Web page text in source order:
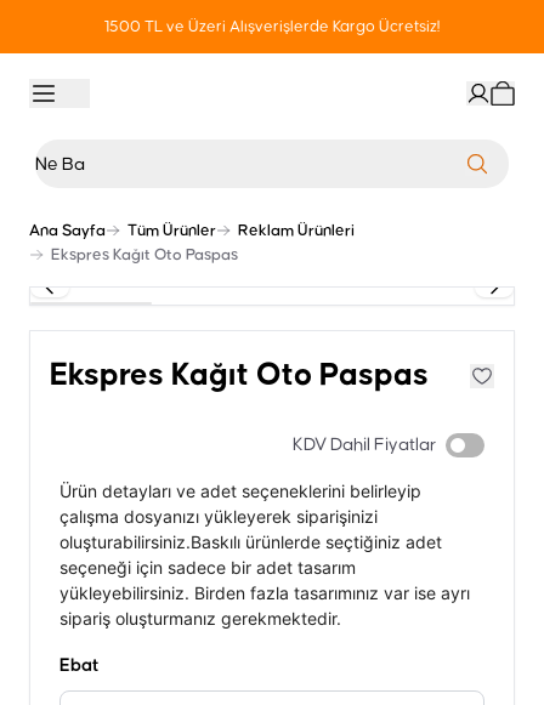
1500 TL ve Üzeri Alışverişlerde Kargo Ücretsiz!
Ana Sayfa Tüm Ürünler
Reklam Ürünleri
Ekspres Kağıt Oto Paspas
Ekspres Kağıt Oto Paspas
KDV Dahil Fiyatlar
Ürün detayları ve adet seçeneklerini belirleyip
çalışma dosyanızı yükleyerek siparişinizi
oluşturabilirsiniz.Baskılı ürünlerde seçtiğiniz adet
seçeneği için sadece bir adet tasarım
yükleyebilirsiniz. Birden fazla tasarımınız var ise ayrı
sipariş oluşturmanız gerekmektedir.
Ebat